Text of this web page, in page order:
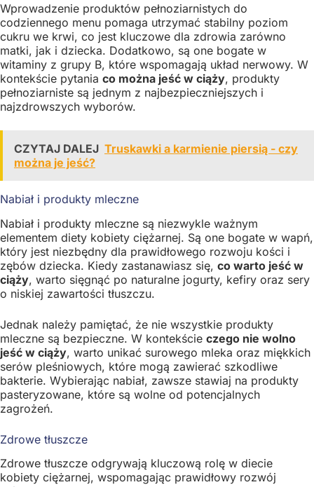
Wprowadzenie produktów pełnoziarnistych do
codziennego menu pomaga utrzymać stabilny poziom
cukru we krwi, co jest kluczowe dla zdrowia zarówno
matki, jak i dziecka. Dodatkowo, są one bogate w
witaminy z grupy B, które wspomagają układ nerwowy. W
kontekście pytania co można jeść w ciąży, produkty
pełnoziarniste są jednym z najbezpieczniejszych i
najzdrowszych wyborów.
CZYTAJ DALEJ Truskawki a karmienie piersią - czy
można je jeść?
Nabiał i produkty mleczne
Nabiał i produkty mleczne są niezwykle ważnym
elementem diety kobiety ciężarnej. Są one bogate w wapń,
który jest niezbędny dla prawidłowego rozwoju kości i
zębów dziecka. Kiedy zastanawiasz się, co warto jeść w
ciąży, warto sięgnąć po naturalne jogurty, kefiry oraz sery
o niskiej zawartości tłuszczu.
Jednak należy pamiętać, że nie wszystkie produkty
mleczne są bezpieczne. W kontekście czego nie wolno
jeść w ciąży, warto unikać surowego mleka oraz miękkich
serów pleśniowych, które mogą zawierać szkodliwe
bakterie. Wybierając nabiał, zawsze stawiaj na produkty
pasteryzowane, które są wolne od potencjalnych
zagrożeń.
Zdrowe tłuszcze
Zdrowe tłuszcze odgrywają kluczową rolę w diecie
kobiety ciężarnej, wspomagając prawidłowy rozwój